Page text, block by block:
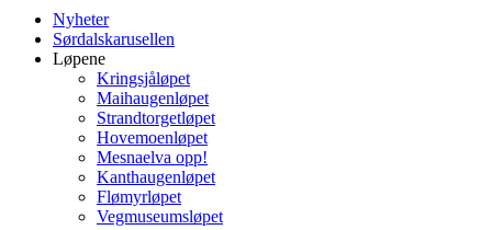
Nyheter
Sørdalskarusellen
Løpene
Kringsjåløpet
Maihaugenløpet
Strandtorgetløpet
Hovemoenløpet
Mesnaelva opp!
Kanthaugenløpet
Flømyrløpet
Vegmuseumsløpet